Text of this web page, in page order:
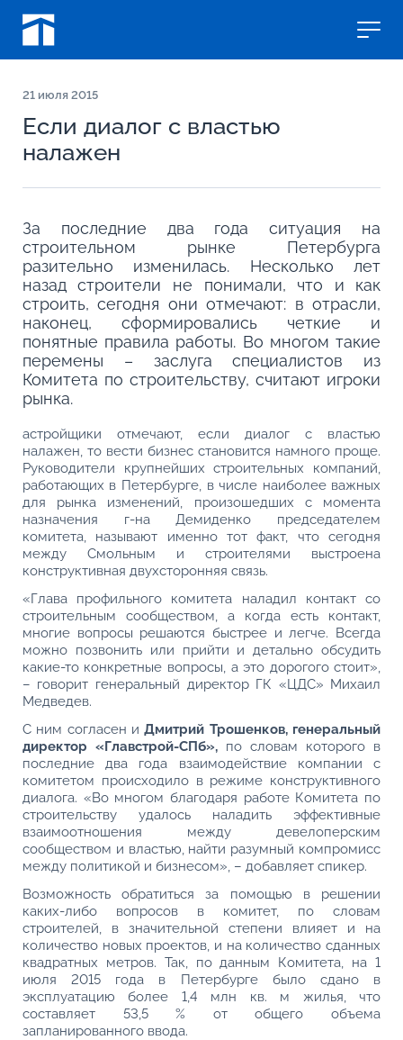
21июля 2015
Если диалог с властью
налажен
За последние два года ситуация на
строительном рынке Петербурга
разительно изменилась. Несколько лет
назад строители не понимали, что и как
строить, сегодня они отмечают: в отрасли,
наконец, сформировались четкие и
понятные правила работы. Во многом такие
перемены – заслуга специалистов из
Комитета по строительству, считают игроки
рынка.
астройщики отмечают, если диалог с властью
налажен, то вести бизнес становится намного проще.
Руководители крупнейших строительных компаний,
работающих в Петербурге, в числе наиболее важных
для рынка изменений, произошедших с момента
назначения г‑на Демиденко председателем
комитета, называют именно тот факт, что сегодня
между Смольным и строителями выстроена
конструктивная двухсторонняя связь.
«Глава профильного комитета наладил контакт со
строительным сообществом, а когда есть контакт,
многие вопросы решаются быстрее и легче. Всегда
можно позвонить или прийти и детально обсудить
какие-то конкретные вопросы, а это дорогого стоит»,
– говорит генеральный директор ГК «ЦДС» Михаил
Медведев.
С ним согласен иДмитрий Трошенков, генеральный
директор «Главстрой-СПб»,по словам которого в
последние два года взаимодействие компании с
комитетом происходило в режиме конструктивного
диалога. «Во многом благодаря работе Комитета по
строительству удалось наладить эффективные
взаимоотношения между девелоперским
сообществом и властью, найти разумный компромисс
между политикой и бизнесом», – добавляет спикер.
Возможность обратиться за помощью в решении
каких-либо вопросов в комитет, по словам
строителей, в значительной степени влияет и на
количество новых проектов, и на количество сданных
квадратных метров. Так, по данным Комитета, на 1
июля 2015 года в Петербурге было сдано в
эксплуатацию более 1,4 млн кв. м жилья, что
составляет 53,5 % от общего объема
запланированного ввода.